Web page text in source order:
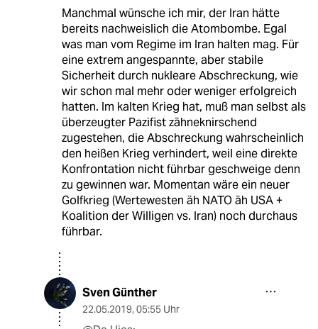
Manchmal wünsche ich mir, der Iran hätte
bereits nachweislich die Atombombe. Egal
was man vom Regime im Iran halten mag. Für
eine extrem angespannte, aber stabile
Sicherheit durch nukleare Abschreckung, wie
wir schon mal mehr oder weniger erfolgreich
hatten. Im kalten Krieg hat, muß man selbst als
überzeugter Pazifist zähneknirschend
zugestehen, die Abschreckung wahrscheinlich
den heißen Krieg verhindert, weil eine direkte
Konfrontation nicht führbar geschweige denn
zu gewinnen war. Momentan wäre ein neuer
Golfkrieg (Wertewesten äh NATO äh USA +
Koalition der Willigen vs. Iran) noch durchaus
führbar.
Sven Günther
22.05.2019, 05:55 Uhr